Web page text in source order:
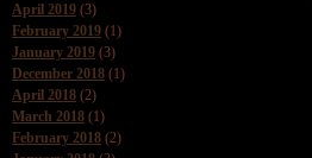
April 2019 (3)
February 2019 (1)
January 2019 (3)
December 2018 (1)
April 2018 (2)
March 2018 (1)
February 2018 (2)